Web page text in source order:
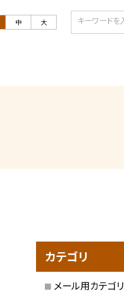
中 大
カテゴリ
メール用カテゴリ